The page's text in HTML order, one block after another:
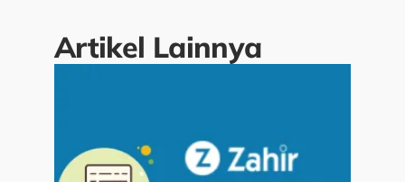
Artikel Lainnya